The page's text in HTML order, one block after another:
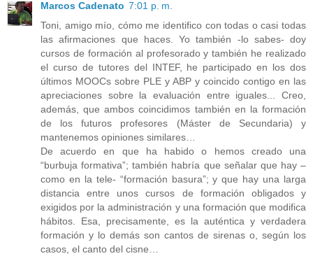
Marcos Cadenato 7:01 p. m.
Toni, amigo mío, cómo me identifico con todas o casi todas
las afirmaciones que haces. Yo también -lo sabes- doy
cursos de formación al profesorado y también he realizado
el curso de tutores del INTEF, he participado en los dos
últimos MOOCs sobre PLE y ABP y coincido contigo en las
apreciaciones sobre la evaluación entre iguales... Creo,
además, que ambos coincidimos también en la formación
de los futuros profesores (Máster de Secundaria) y
mantenemos opiniones similares…
De acuerdo en que ha habido o hemos creado una
“burbuja formativa”; también habría que señalar que hay –
como en la tele- “formación basura”; y que hay una larga
distancia entre unos cursos de formación obligados y
exigidos por la administración y una formación que modifica
hábitos. Esa, precisamente, es la auténtica y verdadera
formación y lo demás son cantos de sirenas o, según los
casos, el canto del cisne…